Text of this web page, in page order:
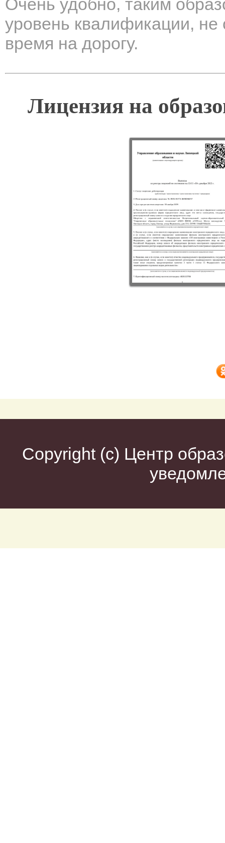
Очень удобно, таким
уровень квалификации, не
время на дорогу.
Лицензия на
Copyright (c) Центр